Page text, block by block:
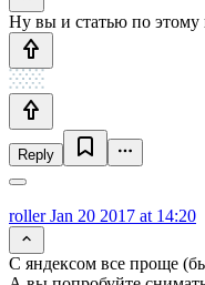
Ну вы и статью по
Reply
rollerJan 20 2017 at 14:20
С яндексом все проще